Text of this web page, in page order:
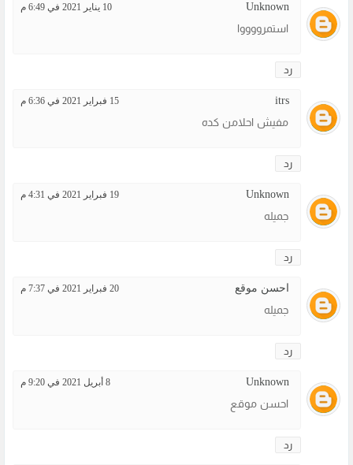
Unknown 10 يناير 2021 في 6:49 م
استمرووووا
رد
itrs 15 فبراير 2021 في 6:36 م
مفيش احلامن كده
رد
Unknown 19 فبراير 2021 في 4:31 م
جميله
رد
احسن موقع 20 فبراير 2021 في 7:37 م
جميله
رد
Unknown 8 أبريل 2021 في 9:20 م
احسن موقع
رد